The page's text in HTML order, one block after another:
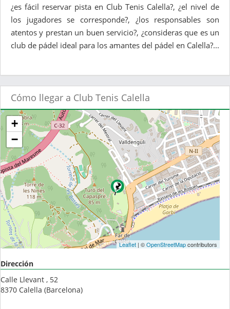
¿es fácil reservar pista en Club Tenis Calella?, ¿el nivel de
los jugadores se corresponde?, ¿los responsables son
atentos y prestan un buen servicio?, ¿consideras que es un
club de pádel ideal para los amantes del pádel en Calella?...
Cómo llegar a Club Tenis Calella
+
−
Leaflet| ©OpenStreetMapcontributors
Dirección
Calle Llevant , 52
8370 Calella (Barcelona)